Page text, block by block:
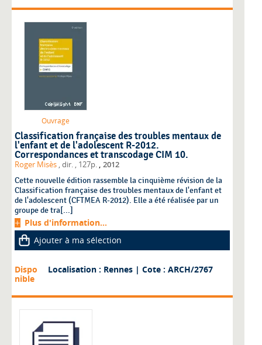
Ouvrage
Classification française des troubles mentaux de
l'enfant et de l'adolescent R-2012.
Correspondances et transcodage CIM 10.
Roger Misès, dir., 127p. , 2012
Cette nouvelle édition rassemble la cinquième révision de la
Classification française des troubles mentaux de l'enfant et
de l'adolescent (CFTMEA R-2012). Elle a été réalisée par un
groupe de tra[...]
Plus d'information...
Ajouter à ma sélection
Dispo
nible
Localisation : Rennes | Cote : ARCH/2767